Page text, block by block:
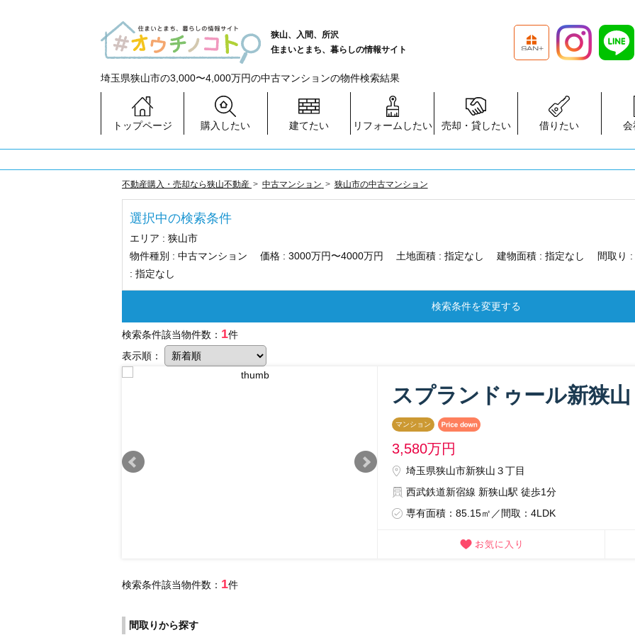
狭山、入間、所沢
住まいとまち、暮らしの情報サイト
埼玉県狭山市の3,000〜4,000万円の中古マンションの物件検索結果
トップページ 購入したい 建てたい リフォームしたい 売却・貸したい 借りたい 会
不動産購入・売却なら狭山不動産 中古マンション 狭山市の中古マンション
選択中の検索条件
エリア : 狭山市
物件種別 : 中古マンション 価格 : 3000万円〜4000万円 土地面積 : 指定なし 建物面積 : 指定なし 間取り :
: 指定なし
検索条件を変更する
検索条件該当物件数： 1件
表示順：
スプランドゥール新狭山
マンション
3,580万円
埼玉県狭山市新狭山３丁目
西武鉄道新宿線 新狭山駅 徒歩1分
専有面積：85.15㎡／間取：4LDK
検索条件該当物件数： 1件
間取りから探す